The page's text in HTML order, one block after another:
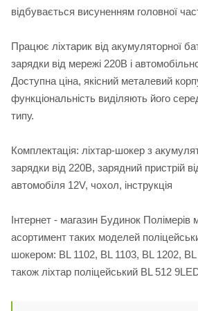
відбувається висуненням головної
Працює ліхтарик від акумуляторної
зарядки від мережі 220В і
Доступна ціна, якісний металевий
функціональність виділяють його
типу.
Комплектація: ліхтар-шокер з
зарядки від 220В, зарядний пристрій
автомобіля 12V, чохол, інструкція
Інтернет - магазин Будинок Полімерів
асортимент таких моделей
шокером: BL 1102, BL 1103, BL 1202,
також ліхтар поліцейський BL 512